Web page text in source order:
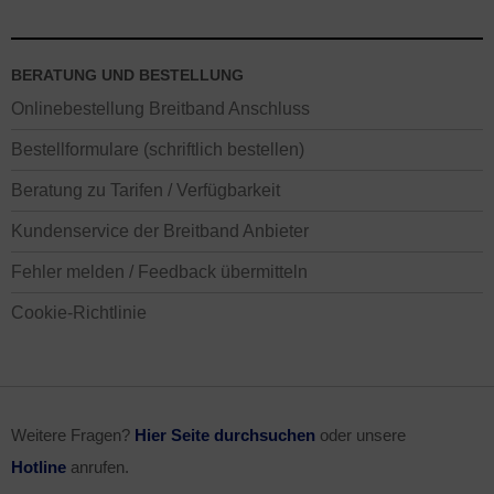
BERATUNG UND BESTELLUNG
Onlinebestellung Breitband Anschluss
Bestellformulare (schriftlich bestellen)
Beratung zu Tarifen / Verfügbarkeit
Kundenservice der Breitband Anbieter
Fehler melden / Feedback übermitteln
Cookie-Richtlinie
Weitere Fragen? Hier Seite durchsuchen oder unsere
Hotline anrufen.